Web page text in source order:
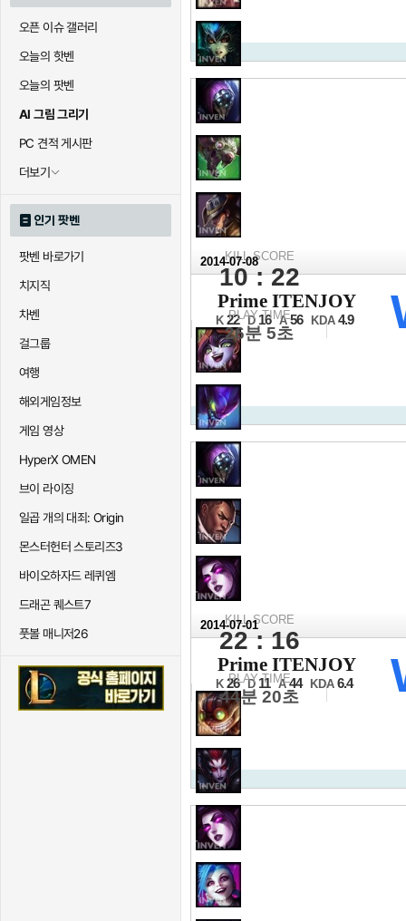
오픈 이슈 갤러리
오늘의 핫벤
오늘의 팟벤
AI 그림 그리기
PC 견적 게시판
더보기
인기 팟벤
팟벤 바로가기
치지직
차벤
걸그룹
여행
해외게임정보
게임 영상
HyperX OMEN
브이 라이징
일곱 개의 대죄: Origin
몬스터헌터 스토리즈3
바이오하자드 레퀴엠
드래곤 퀘스트7
풋볼 매니저26
KILL SCORE
10 : 22
PLAY TIME
26분 5초
2014-07-08
16강 C조 진출전 1세트
Prime ITENJOY
K 22 D 16 A 56 KDA 4.9
KILL SCORE
22 : 16
PLAY TIME
44분 20초
2014-07-01
16강 C조 1경기 2세트
Prime ITENJOY
K 26 D 11 A 44 KDA 6.4